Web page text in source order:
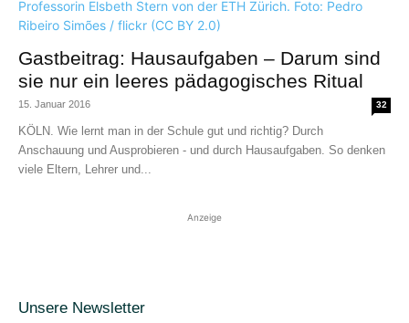
Gastbeitrag: Hausaufgaben – Darum sind
sie nur ein leeres pädagogisches Ritual
15. Januar 2016 32
KÖLN. Wie lernt man in der Schule gut und richtig? Durch
Anschauung und Ausprobieren - und durch Hausaufgaben. So denken
viele Eltern, Lehrer und...
Anzeige
Unsere Newsletter